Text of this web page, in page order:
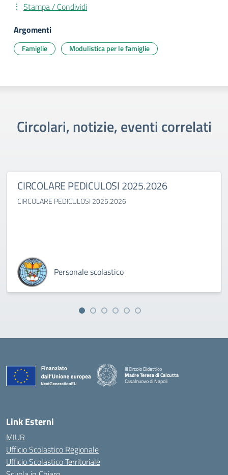
Stampa / Condividi
Argomenti
Famiglie Modulistica per le famiglie
Circolari, notizie, eventi correlati
CIRCOLARE PEDICULOSI 2025.2026
CIRCOLARE PEDICULOSI 2025.2026
Personale scolastico
III Circolo Didattico
Madre Teresa di Calcutta
Casalnuovo di Napoli
— Visita la pagina iniziale della scuola
Link Esterni
MIUR
Ufficio Scolastico Regionale
Ufficio Scolastico Territoriale